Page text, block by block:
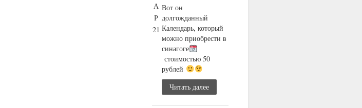
А
Р
21
Вот он
долгожданный
Календарь, который
можно приобрести в
синагоге
стоимостью 50
рублей
Читать далее